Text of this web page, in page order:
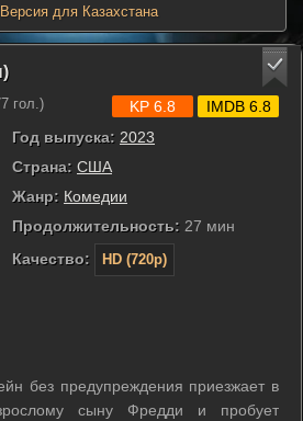
Версия для Казахстана
гол.)
Год выпуска: 2023
Страна: США
Жанр: Комедии
Продолжительность: 27 мин
Качество:
HD (720p)
KP 6.8 IMDB 6.8
без предупреждения приезжает в
сыну Фредди и пробует